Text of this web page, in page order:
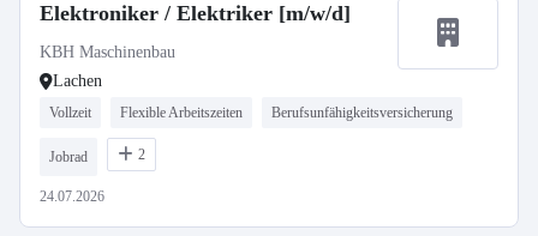
Elektroniker / Elektriker [m/w/d]
KBH Maschinenbau
Lachen
Vollzeit Flexible Arbeitszeiten Berufsunfähigkeitsversicherung
Jobrad 2
24.07.2026